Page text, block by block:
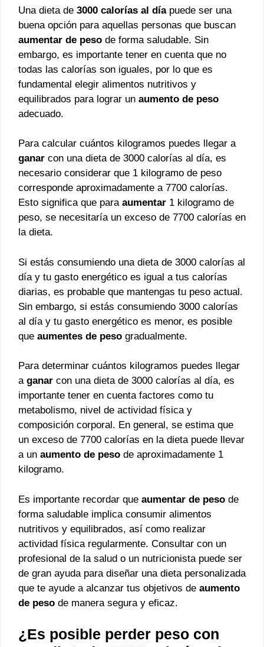
Una dieta de 3000 calorías al díapuede ser una
buena opción para aquellas personas que buscan
aumentar de peso de forma saludable. Sin
embargo, es importante tener en cuenta que no
todas las calorías son iguales, por lo que es
fundamental elegir alimentos nutritivos y
equilibrados para lograr un aumento de peso
adecuado.
Para calcular cuántos kilogramos puedes llegar a
ganar con una dieta de 3000 calorías al día, es
necesario considerar que 1 kilogramo de peso
corresponde aproximadamente a 7700 calorías.
Esto significa que para aumentar 1 kilogramo de
peso, se necesitaría un exceso de 7700 calorías en
la dieta.
Si estás consumiendo una dieta de 3000 calorías al
día y tu gasto energético es igual a tus calorías
diarias, es probable que mantengas tu peso actual.
Sin embargo, si estás consumiendo 3000 calorías
al día y tu gasto energético es menor, es posible
que aumentes de peso gradualmente.
Para determinar cuántos kilogramos puedes llegar
a ganar con una dieta de 3000 calorías al día, es
importante tener en cuenta factores como tu
metabolismo, nivel de actividad física y
composición corporal. En general, se estima que
un exceso de 7700 calorías en la dieta puede llevar
a un aumento de peso de aproximadamente 1
kilogramo.
Es importante recordar que aumentar de peso de
forma saludable implica consumir alimentos
nutritivos y equilibrados, así como realizar
actividad física regularmente. Consultar con un
profesional de la salud o un nutricionista puede ser
de gran ayuda para diseñar una dieta personalizada
que te ayude a alcanzar tus objetivos de aumento
de peso de manera segura y eficaz.
¿Es posible perder peso con